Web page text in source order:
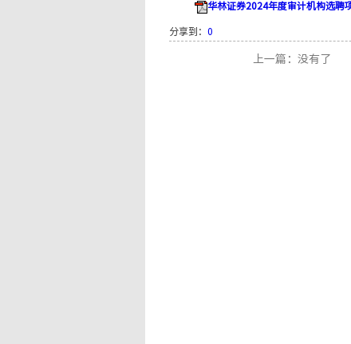
华林证券2024年度审计机构选聘
分享到： 0
上一篇：没有了